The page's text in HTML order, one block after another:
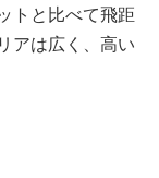
トと比べて飛距
アは広く、高い